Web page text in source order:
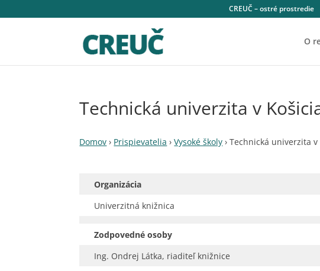
CREUČ – ostré prostredie
O
Technická univerzita v
Domov › Prispievatelia › Vysoké školy › Technická univerzita v
Organizácia
Univerzitná knižnica
Zodpovedné osoby
Ing. Ondrej Látka, riaditeľ knižnice